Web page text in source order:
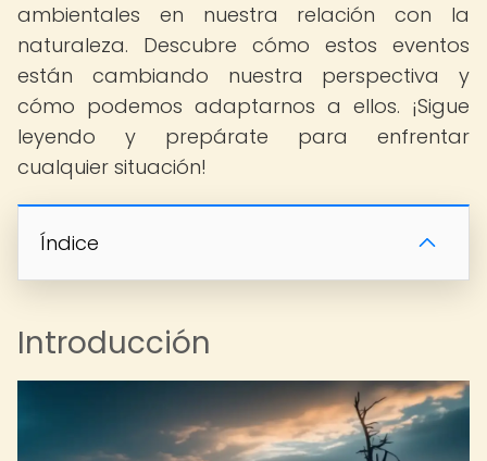
ambientales en nuestra relación con la
naturaleza. Descubre cómo estos eventos
están cambiando nuestra perspectiva y
cómo podemos adaptarnos a ellos. ¡Sigue
leyendo y prepárate para enfrentar
cualquier situación!
Índice
Introducción